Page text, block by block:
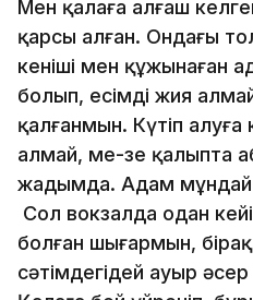
Мен қалаға алғаш
қарсы алған. Ондағы
кеніші мен құжынаған
болып, есімді жия
қалғанмын. Күтіп алуға
алмай, мең-зең қалыпта
жадымда. Адам мұндай
Сол вокзалда одан
болған шығармын,
сәтімдегідей ауыр